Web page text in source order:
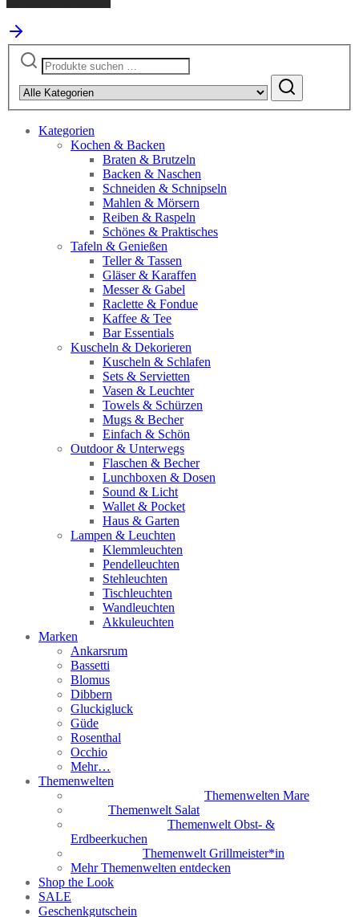
Suchen
nach:
Kategorien
Kochen & Backen
Braten & Brutzeln
Backen & Naschen
Schneiden & Schnipseln
Mahlen & Mörsern
Reiben & Raspeln
Schönes & Praktisches
Tafeln & Genießen
Teller & Tassen
Gläser & Karaffen
Messer & Gabel
Raclette & Fondue
Kaffee & Tee
Bar Essentials
Kuscheln & Dekorieren
Kuscheln & Schlafen
Sets & Servietten
Vasen & Leuchter
Towels & Schürzen
Mugs & Becher
Einfach & Schön
Outdoor & Unterwegs
Flaschen & Becher
Lunchboxen & Dosen
Sound & Licht
Wallet & Pocket
Haus & Garten
Lampen & Leuchten
Klemmleuchten
Pendelleuchten
Stehleuchten
Tischleuchten
Wandleuchten
Akkuleuchten
Marken
Ankarsrum
Bassetti
Blomus
Dibbern
Gluckigluck
Güde
Rosenthal
Occhio
Mehr…
Themenwelten
Themenwelten Mare
Themenwelt Salat
Themenwelt Obst- &
Erdbeerkuchen
Themenwelt Grillmeister*in
Mehr Themenwelten entdecken
Shop the Look
SALE
Geschenkgutschein